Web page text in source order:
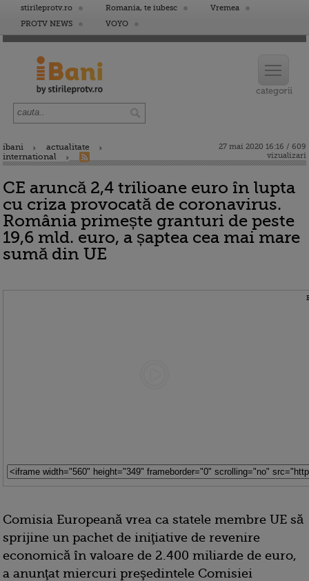
stirileprotv.ro Romania, te iubesc
Vremea
PROTV NEWS
VOYO
ibani
actualitate
international
27 mai 2020 16:16 / 609
vizualizari
CE aruncă 2,4 trilioane euro în lupta
cu criza provocată de coronavirus.
România primește granturi de peste
19,6 mld. euro, a șaptea cea mai mare
sumă din UE
Comisia Europeană vrea ca statele membre UE să
sprijine un pachet de iniţiative de revenire
economică în valoare de 2.400 miliarde de euro,
a anunţat miercuri preşedintele Comisiei